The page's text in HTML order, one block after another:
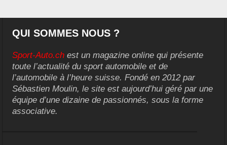
QUI SOMMES NOUS ?
Sport-Auto.ch est un magazine online qui présente
toute l’actualité du sport automobile et de
l’automobile à l’heure suisse. Fondé en 2012 par
Sébastien Moulin, le site est aujourd’hui géré par une
équipe d’une dizaine de passionnés, sous la forme
associative.